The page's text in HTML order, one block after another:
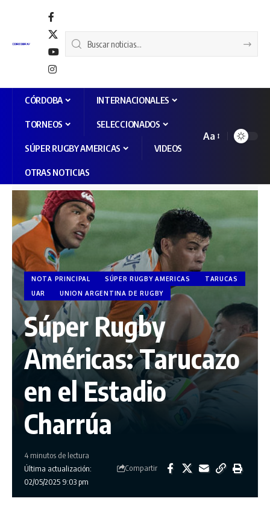
CÓRDOBA INTERNACIONALES
TORNEOS SELECCIONADOS
SÚPER RUGBY AMERICAS VIDEOS
OTRAS NOTICIAS
Aa
NOTA PRINCIPAL SÚPER RUGBY AMERICAS
TARUCAS
UAR
UNION ARGENTINA DE RUGBY
Súper Rugby
Américas: Tarucazo
en el Estadio
Charrúa
Última actualización:
02/05/2025 9:03 pm
4 minutos de lectura
Compartir